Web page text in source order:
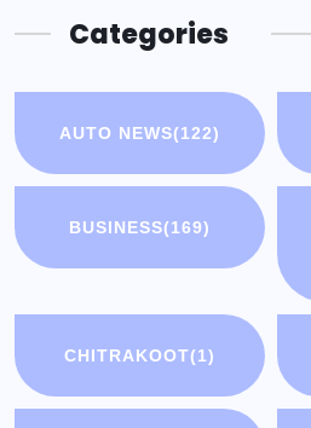
Categories
AUTO NEWS(122)
BUSINESS(169)
CHITRAKOOT(1)